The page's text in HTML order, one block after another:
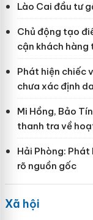
Lào Cai đầu tư
Chủ động tạo
cận khách hàng
Phát hiện chiếc
chưa xác định
Mi Hồng, Bảo
thanh tra về
Hải Phòng:
rõ nguồn gốc
Xã hội